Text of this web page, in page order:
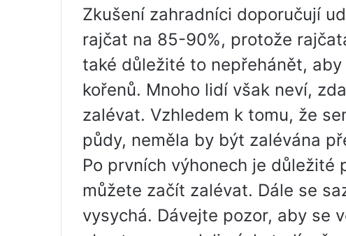
Zkušení zahradníci doporučují
rajčat na 85-90%, protože
také důležité to nepřehánět,
kořenů. Mnoho lidí však neví,
zalévat. Vzhledem k tomu, že
půdy, neměla by být zalévána
Po prvních výhonech je
můžete začít zalévat. Dále se
vysychá. Dávejte pozor, aby se